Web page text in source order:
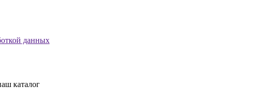
данных
каталог